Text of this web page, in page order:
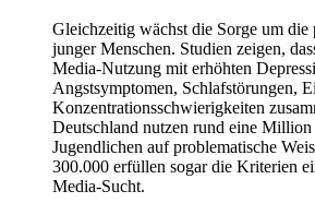
Gleichzeitig wächst die Sorge um die
junger Menschen. Studien zeigen,
Media-Nutzung mit erhöhten
Angstsymptomen, Schlafstörungen,
Konzentrationsschwierigkeiten
Deutschland nutzen rund eine
Jugendlichen auf problematische
300.000 erfüllen sogar die Kriterien
Media-Sucht.